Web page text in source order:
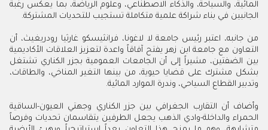
المائية، والسياحة، والذكاء الاصطناعي، وعلوم الرياضة، بما يعكس رغبة
الجانبين في بناء شراكة علمية متكاملة تستجيب للتحديات المشتركة.
من جانبه، اعتبر رئيس جامعة لا لاغونا، فرانثيسكو غارثيا رودريغيث، أن
التعاون مع جامعة ابن زهر يفتح آفاقاً واعدة لتعزيز العلاقات الأكاديمية
بين الضفتين، مشيراً إلى أن الجامعات العمومية بجزر الكناري تشتغل
بشكل مشترك على قضايا حيوية، من بينها التغير المناخي، والطاقات،
وتدبير القطاع السياحي، وندرة الموارد المائية.
وأضاف أن التقارب الجغرافي بين جزر الكناري وجهتي العيون-الساقية
الحمراء والداخلة-وادي الذهب يجعل الطرفين يتقاسمان تحديات وفرصاً